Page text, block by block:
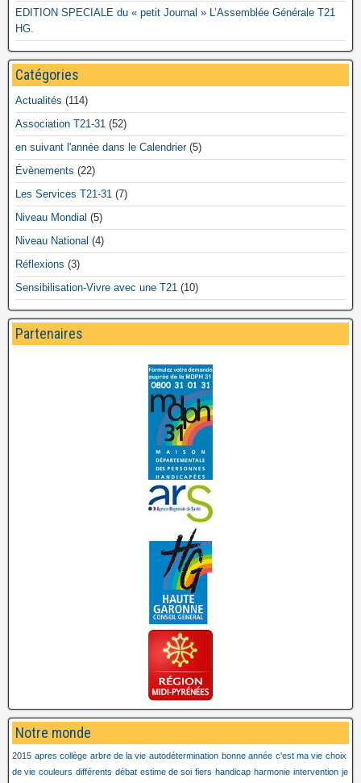
EDITION SPECIALE du « petit Journal » L’Assemblée Générale T21
HG.
Catégories
Actualités (114)
Association T21-31 (52)
en suivant l'année dans le Calendrier(5)
Évènements (22)
Les Services T21-31 (7)
Niveau Mondial (5)
Niveau National (4)
Réflexions (3)
Sensibilisation-Vivre avec une T21 (10)
Partenaires
Notre monde
2015 apres collège arbre de la vie autodétermination bonne année c'est ma vie choix
de vie couleurs différents débat estime de soi fiers handicap harmonie intervention je